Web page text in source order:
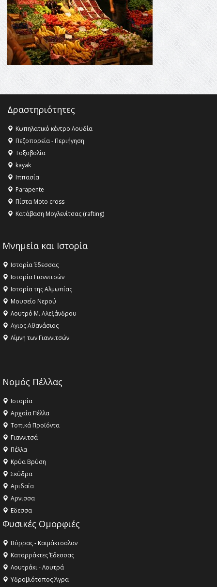
16:27 -Όλυμπος: Εντάχθηκε στον Κατάλογο Παγκόσμιας
Κληρονομιάς της UNESCO – Ομόφωνη η απόφαση Ο
Όλυμπος αναγνωρίστηκε ως φυσικό και πολιτιστικό
αγαθό εξέχουσας οικουμενικής αξίας για την
ανθρωπότητα
16:18 -ΕΝΟΡΙΑΚΕΣ ΚΑΛΟΚΑΙΡΙΝΕΣ ΔΡΑΣΕΙΣ ΓΙΑ ΠΑΙΔΙΑ
ΣΤΗΝ ΕΔΕΣΣΑ
Δραστηριότητες
Κωπηλατικό κέντρο Λουδία
Πεζοπορεία - Περιήγηση
Τοξοβολία
kayak
Ιππασία
Parapente
Πίστα Moto cross
Κατάβαση Μογλενίτσας (rafting)
Μνημεία και Ιστορία
Ιστορία Έδεσσας
Ιστορία Γιαννιτσών
Ιστορία της Αλμωπίας
Μουσείο Νερού
Λουτρό Μ. Αλεξάνδρου
Αγιος Αθανάσιος
Λίμνη των Γιαννιτσών
Νομός Πέλλας
Ιστορία
Αρχαία Πέλλα
Τοπικά Προϊόντα
Γιαννιτσά
Πέλλα
Κρύα Βρύση
Σκύδρα
Αριδαία
Aρνισσα
Eδεσσα
Φυσικές Ομορφιές
Βόρρας - Καϊμάκτσαλαν
Καταρράκτες Έδεσσας
Λουτράκι - Λουτρά
Υδροβιότοπος Άγρα